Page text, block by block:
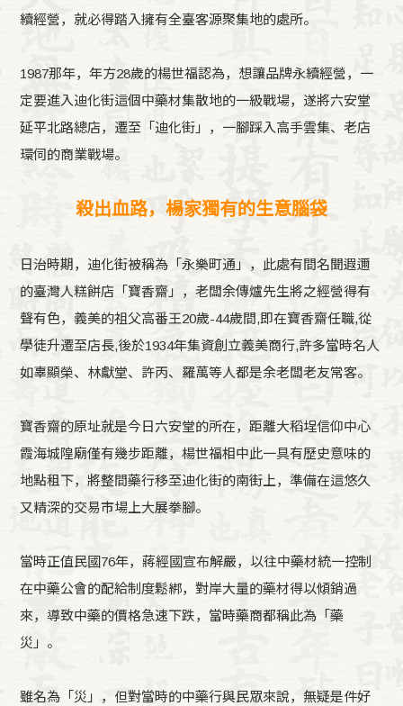
續經營，就必得踏入擁有全臺客源聚集地的處所。
1987那年，年方28歲的楊世福認為，想讓品牌永續經營，一
定要進入迪化街這個中藥材集散地的一級戰場，遂將六安堂
延平北路總店，遷至「迪化街」，一腳踩入高手雲集、老店
環伺的商業戰場。
殺出血路，楊家獨有的生意腦袋
日治時期，迪化街被稱為「永樂町通」，此處有間名聞遐邇
的臺灣人糕餅店「寶香齋」，老闆余傳爐先生將之經營得有
聲有色，義美的祖父高番王20歲-44歲間,即在寶香齋任職,從
學徒升遷至店長,後於1934年集資創立義美商行,許多當時名人
如辜顯榮、林獻堂、許丙、羅萬等人都是余老闆老友常客。
寶香齋的原址就是今日六安堂的所在，距離大稻埕信仰中心
霞海城隍廟僅有幾步距離，楊世福相中此一具有歷史意味的
地點租下，將整間藥行移至迪化街的南街上，準備在這悠久
又精深的交易市場上大展拳腳。
當時正值民國76年，蔣經國宣布解嚴，以往中藥材統一控制
在中藥公會的配給制度鬆綁，對岸大量的藥材得以傾銷過
來，導致中藥的價格急速下跌，當時藥商都稱此為「藥
災」。
雖名為「災」，但對當時的中藥行與民眾來說，無疑是件好